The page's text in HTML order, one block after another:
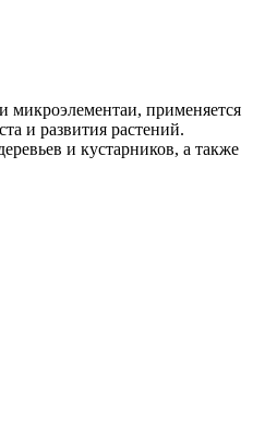
микроэлементаи, применяется
и развития растений.
и кустарников, а также